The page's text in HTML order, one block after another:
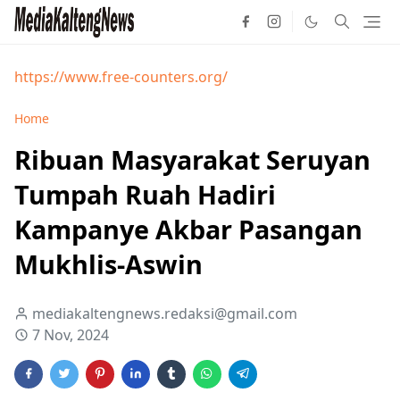
https://www.free-counters.org/
Home
Ribuan Masyarakat Seruyan
Tumpah Ruah Hadiri
Kampanye Akbar Pasangan
Mukhlis-Aswin
mediakaltengnews.redaksi@gmail.com
7 Nov, 2024